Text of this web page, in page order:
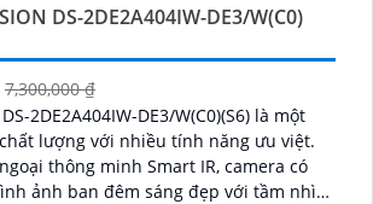
DS-2DE2A404IW-DE3/W(C0)
7,300,000 ₫
2DE2A404IW-DE3/W(C0)(S6) là một
lượng với nhiều tính năng ưu việt.
thông minh Smart IR, camera có
ảnh ban đêm sáng đẹp với tầm nhìn